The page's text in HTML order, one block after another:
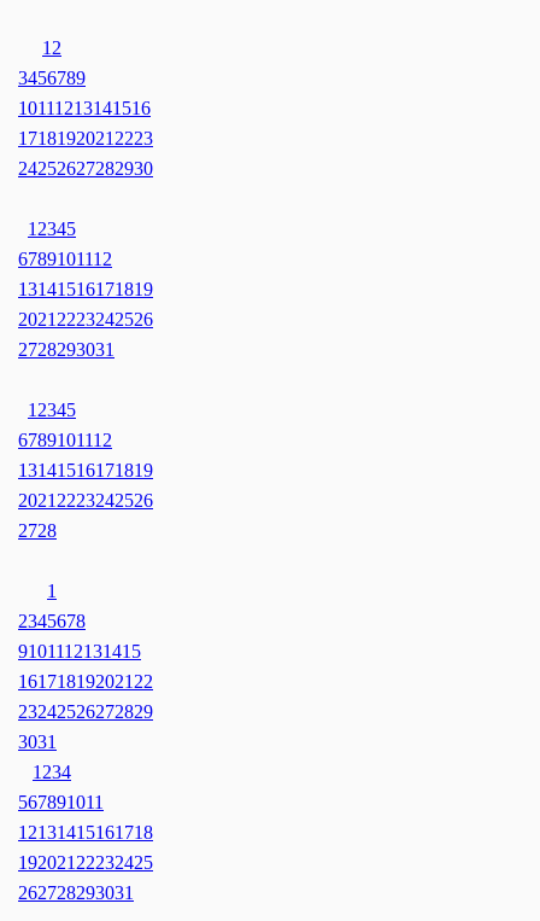
1 2
3456789
10111213141516
1718192021 2223
24252627282930
1 2345
6789101112
13141516171819
2021 2223242526
2728293031
1 2345
6789101112
13141516171819
2021 2223242526
2728
1
2345678
9101112131415
161718192021 22
23242526272829
3031
1 234
567891011
12131415161718
192021 22232425
262728293031